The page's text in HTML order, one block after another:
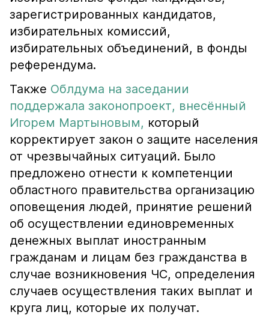
зарегистрированных кандидатов,
избирательных комиссий,
избирательных объединений, в фонды
референдума.
Также Облдума на заседании
поддержала законопроект, внесённый
Игорем Мартыновым, который
корректирует закон о защите населения
от чрезвычайных ситуаций. Было
предложено отнести к компетенции
областного правительства организацию
оповещения людей, принятие решений
об осуществлении единовременных
денежных выплат иностранным
гражданам и лицам без гражданства в
случае возникновения ЧС, определения
случаев осуществления таких выплат и
круга лиц, которые их получат.